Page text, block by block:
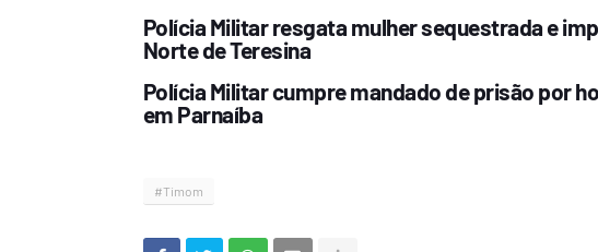
Polícia Militar resgata mulher sequestrada e
Norte de Teresina
Polícia Militar cumpre mandado de prisão por
em Parnaíba
#Timom